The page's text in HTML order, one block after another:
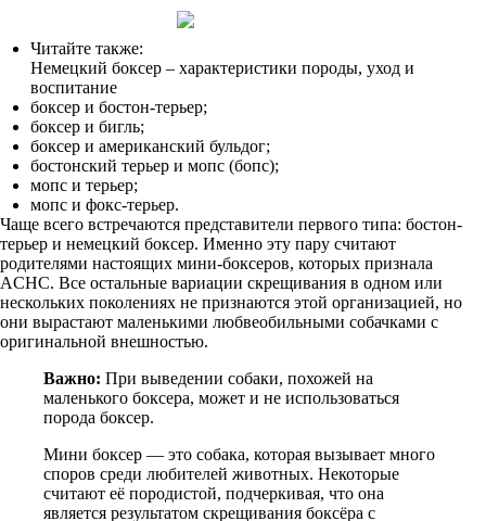
Читайте также:
Немецкий боксер – характеристики породы, уход и
воспитание
боксер и бостон-терьер;
боксер и бигль;
боксер и американский бульдог;
бостонский терьер и мопс (бопс);
мопс и терьер;
мопс и фокс-терьер.
Чаще всего встречаются представители первого типа: бостон-
терьер и немецкий боксер. Именно эту пару считают
родителями настоящих мини-боксеров, которых признала
ACHC. Все остальные вариации скрещивания в одном или
нескольких поколениях не признаются этой организацией, но
они вырастают маленькими любвеобильными собачками с
оригинальной внешностью.
Важно: При выведении собаки, похожей на
маленького боксера, может и не использоваться
порода боксер.
Мини боксер — это собака, которая вызывает много
споров среди любителей животных. Некоторые
считают её породистой, подчеркивая, что она
является результатом скрещивания боксёра с